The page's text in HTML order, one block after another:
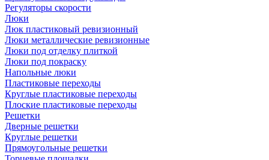
Регуляторы скорости
Люки
Люк пластиковый ревизионный
Люки металлические ревизионные
Люки под отделку плиткой
Люки под покраску
Напольные люки
Пластиковые переходы
Круглые пластиковые переходы
Плоские пластиковые переходы
Решетки
Дверные решетки
Круглые решетки
Прямоугольные решетки